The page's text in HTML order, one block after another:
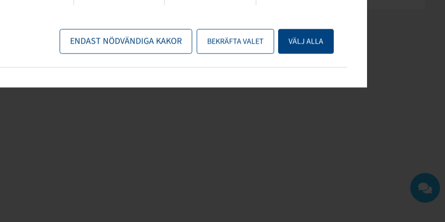
ENDAST NÖDVÄNDIGA KAKOR BEKRÄFTA VALET VÄLJ ALLA
uppgifter. Ansvar för direkta eller indirekta skador,
rättsliga skäl som uppstår till följd av användningen av den
det är lagligt tillåtet.